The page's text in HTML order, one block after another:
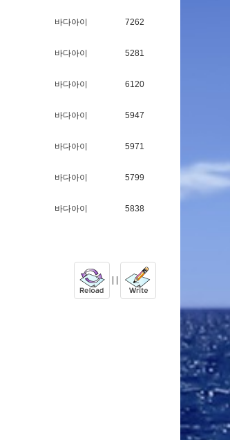
바다아이 7262
바다아이 5281
바다아이 6120
바다아이 5947
바다아이 5971
바다아이 5799
바다아이 5838